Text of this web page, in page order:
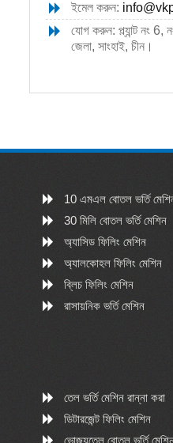
ইমেল করুন:
যোগ করুন: প্ল্যান্ট নং 6,
জেলা, সাংহাই, চীন।
10 এমএল বোতল ভর্তি
30 মিলি বোতল ভর্তি মেশিন
অ্যাসিড ফিলিং মেশিন
অ্যালকোহল ফিলিং মেশিন
ব্লিচ ফিলিং মেশিন
রাসায়নিক ভর্তি মেশিন
তেল ভর্তি মেশিন রান্না করা
ডিটারজেন্ট ফিলিং মেশিন
ভোজ্যতেল বোতল ভর্তি